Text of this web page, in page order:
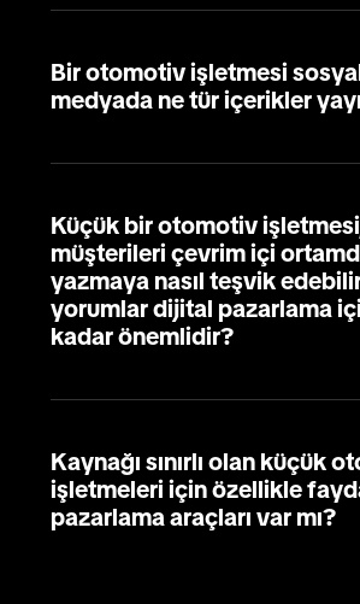
Bir otomotiv işletmesi
medyada ne tür içerikler
Küçük bir otomotiv
müşterileri çevrim içi
yazmaya nasıl teşvik
yorumlar dijital pazarlama
kadar önemlidir?
Kaynağı sınırlı olan küçük
işletmeleri için özellikle
pazarlama araçları var mı?